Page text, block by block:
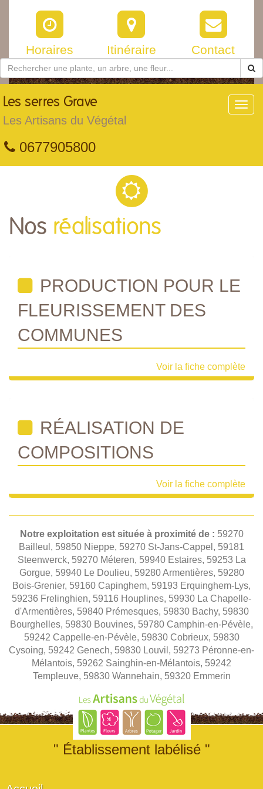
Horaires Itinéraire Contact
Les serres Grave
Les Artisans du Végétal
0677905800
Nos réalisations
PRODUCTION POUR LE
FLEURISSEMENT DES
COMMUNES
Voir la fiche complète
RÉALISATION DE
COMPOSITIONS
Voir la fiche complète
Notre exploitation est située à proximité de : 59270
Bailleul, 59850 Nieppe, 59270 St-Jans-Cappel, 59181
Steenwerck, 59270 Méteren, 59940 Estaires, 59253 La
Gorgue, 59940 Le Doulieu, 59280 Armentières, 59280
Bois-Grenier, 59160 Capinghem, 59193 Erquinghem-Lys,
59236 Frelinghien, 59116 Houplines, 59930 La Chapelle-
d'Armentières, 59840 Prémesques, 59830 Bachy, 59830
Bourghelles, 59830 Bouvines, 59780 Camphin-en-Pévèle,
59242 Cappelle-en-Pévèle, 59830 Cobrieux, 59830
Cysoing, 59242 Genech, 59830 Louvil, 59273 Péronne-en-
Mélantois, 59262 Sainghin-en-Mélantois, 59242
Templeuve, 59830 Wannehain, 59320 Emmerin
" Établissement labélisé "